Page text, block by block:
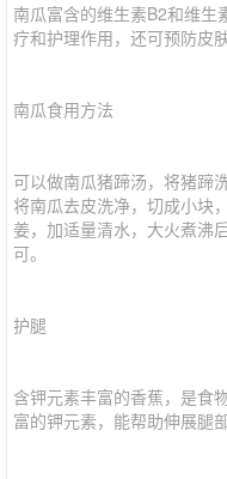
南瓜富含的维生素B2和维生
疗和护理作用，还可预防皮
南瓜食用方法
可以做南瓜猪蹄汤，将猪蹄
将南瓜去皮洗净，切成小块
姜，加适量清水，大火煮沸
可。
护腿
含钾元素丰富的香蕉，是食
富的钾元素，能帮助伸展腿